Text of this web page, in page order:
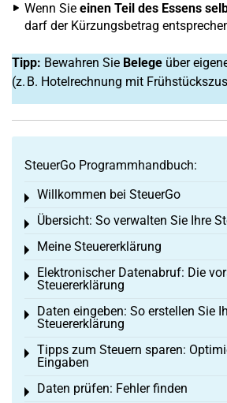
Wenn Sie einen Teil des Essens
darf der Kürzungsbetrag
Tipp: Bewahren Sie Belege über
(z. B. Hotelrechnung mit
SteuerGo Programmhandbuch:
Willkommen bei SteuerGo
Toggle menu
Übersicht: So verwalten Sie Ihre
Toggle menu
Meine Steuererklärung
Toggle menu
Elektronischer Datenabruf: Die
Steuererklärung
Toggle menu
Daten eingeben: So erstellen Sie
Steuererklärung
Toggle menu
Tipps zum Steuern sparen:
Eingaben
Toggle menu
Daten prüfen: Fehler finden
Toggle menu